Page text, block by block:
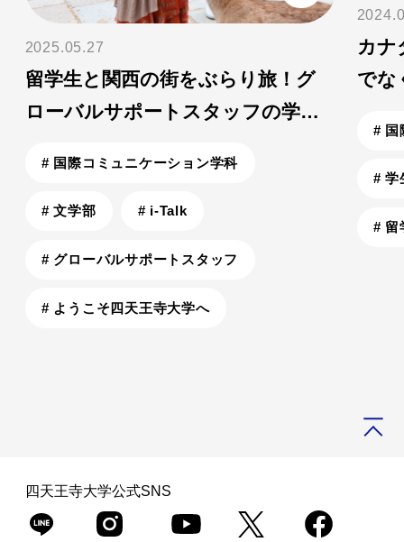
2025.05.27
留学生と関西の街をぶらり旅！グ
ローバルサポートスタッフの学生
# 国際コミュニケーション学科
# 文学部 # i-Talk
# グローバルサポートスタッフ
# ようこそ四天王寺大学へ
カナ
でな
# 国
# 学
# 留
四天王寺大学公式SNS